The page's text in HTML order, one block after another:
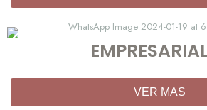
VER MAS